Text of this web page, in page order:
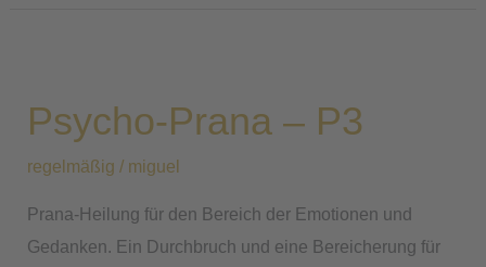
Psycho-Prana – P3
regelmäßig / miguel
Prana-Heilung für den Bereich der Emotionen und
Gedanken. Ein Durchbruch und eine Bereicherung für
–